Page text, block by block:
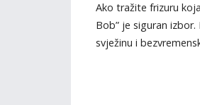
Ako tražite frizuru
Bob” je siguran
svježinu i